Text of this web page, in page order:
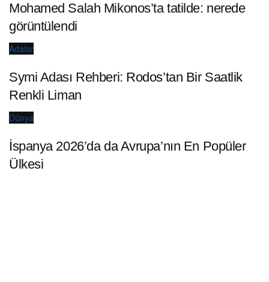
Mohamed Salah Mikonos’ta tatilde: nerede
görüntülendi
Adalar
Symi Adası Rehberi: Rodos’tan Bir Saatlik
Renkli Liman
Dünya
İspanya 2026’da da Avrupa’nın En Popüler
Ülkesi